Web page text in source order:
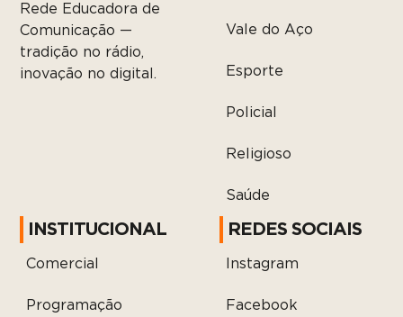
Rede Educadora de
Comunicação —
tradição no rádio,
inovação no digital.
Vale do Aço
Esporte
Policial
Religioso
Saúde
INSTITUCIONAL
Comercial
Programação
REDES SOCIAIS
Instagram
Facebook